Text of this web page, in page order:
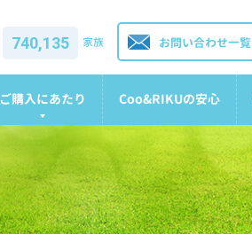
お問い合わせ一覧
740,135 家族
ご購入にあたり Coo&RIKUの安心